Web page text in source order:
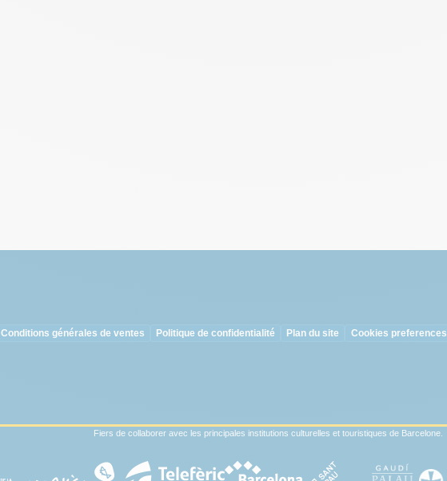
Conditions générales de ventes Politique de confidentialité Plan du site Cookies preferences
Fiers de collaborer avec les principales institutions culturelles et touristiques de Barcelone.